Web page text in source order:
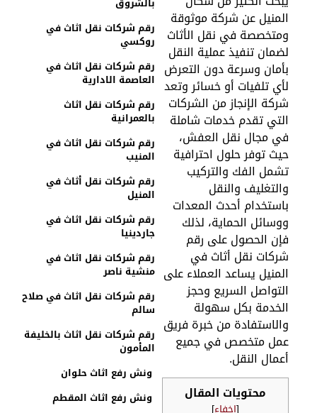
عن شركة موثوقة
في نقل الأثاث
تنفيذ عملية النقل
وسرعة دون التعرض
تلفيات أو خسائر وتعد
الإنجاز من الشركات
تقدم خدمات شاملة
مجال نقل العفش،
توفر حلول احترافية
الفك والتركيب
والنقل
أحدث المعدات
الحماية، لذلك
الحصول على رقم
نقل أثاث في
يساعد العملاء على
السريع وحجز
بكل سهولة
من خبرة فريق
متخصص في جميع
النقل.
محتويات المقال
رقم شركات نقل اثاث في
روكسي
رقم شركات نقل اثاث في
العاصمة الادارية
رقم شركات نقل اثاث
بالعمرانية
رقم شركات نقل اثاث في
المنيب
رقم شركات نقل أثاث في
رقم شركات نقل اثاث في
جاردينيا
رقم شركات نقل اثاث في
منشية ناصر
رقم شركات نقل اثاث في صلاح
رقم شركات نقل اثاث بالخليفة
المأمون
ونش رفع اثاث حلوان
ونش رفع اثاث المقطم